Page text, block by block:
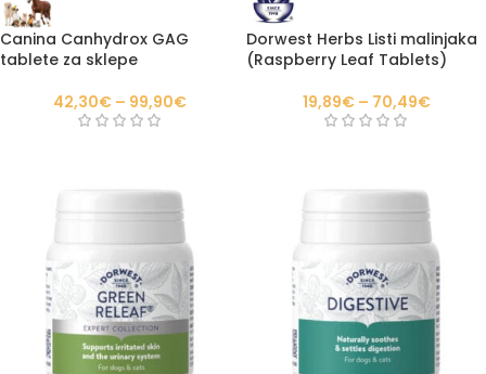
Canina Canhydrox GAG
tablete za sklepe
42,30€ – 99,90€
Dorwest Herbs Listi malinjaka
(Raspberry Leaf Tablets)
19,89€ – 70,49€